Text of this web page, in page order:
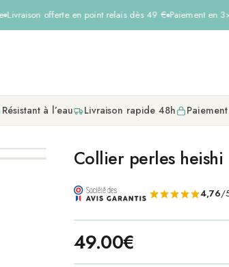
Livraison offerte en point relais dès 49 € Paiement en 3×
Résistant à l’eau Livraison rapide 48h
Collier perles
4,76/
49.00€